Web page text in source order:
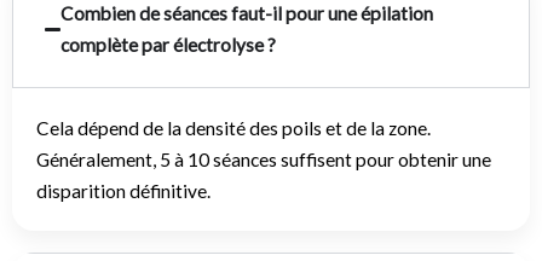
Combien de séances faut-il pour une épilation
complète par électrolyse ?
Cela dépend de la densité des poils et de la zone.
Généralement, 5 à 10 séances suffisent pour obtenir une
disparition définitive.